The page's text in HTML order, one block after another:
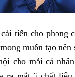
tiến cho phong
muốn tạo nên
cho mỗi cá